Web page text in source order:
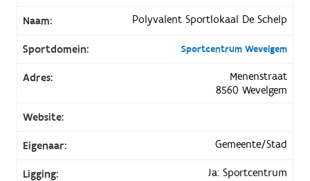
Naam: Polyvalent Sportlokaal De Schelp
Sportdomein: Sportcentrum Wevelgem
Adres:
Menenstraat
8560 Wevelgem
Website:
Eigenaar: Gemeente/Stad
Ligging: Ja: Sportcentrum